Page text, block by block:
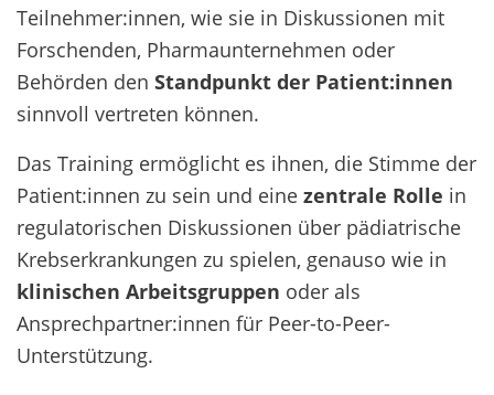
Teilnehmer:innen, wie sie in Diskussionen mit
Forschenden, Pharmaunternehmen oder
Behörden den Standpunkt der Patient:innen
sinnvoll vertreten können.
Das Training ermöglicht es ihnen, die Stimme der
Patient:innen zu sein und eine zentrale Rolle in
regulatorischen Diskussionen über pädiatrische
Krebserkrankungen zu spielen, genauso wie in
klinischen Arbeitsgruppen oder als
Ansprechpartner:innen für Peer-to-Peer-
Unterstützung.